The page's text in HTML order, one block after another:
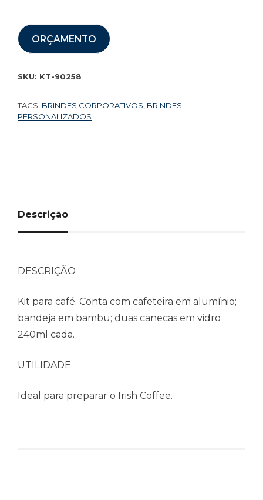
ORÇAMENTO
SKU: KT-90258
TAGS: BRINDES CORPORATIVOS BRINDES
PERSONALIZADOS
Descrição
DESCRIÇÃO
Kit para café. Conta com cafeteira em alumínio;
bandeja em bambu; duas canecas em vidro
240ml cada.
UTILIDADE
Ideal para preparar o Irish Coffee.